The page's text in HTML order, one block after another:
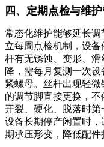
四、定期点检与维
常态化维护能够延长
立每周点检机制，设
杆有无锈蚀、变形、
降，需每月复测一次
紧螺母。丝杆出现轻
的调节脚直接更换，
开裂、硬化、脱落时第
设备长期停产闲置时
期承压形变，降低配件